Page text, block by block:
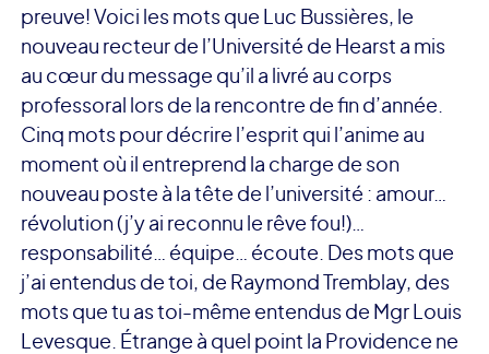
preuve! Voici les mots que Luc Bussières, le
nouveau recteur de l’Université de Hearst a mis
au cœur du message qu’il a livré au corps
professoral lors de la rencontre de fin d’année.
Cinq mots pour décrire l’esprit qui l’anime au
moment où il entreprend la charge de son
nouveau poste à la tête de l’université : amour…
révolution (j’y ai reconnu le rêve fou!)…
responsabilité… équipe… écoute. Des mots que
j’ai entendus de toi, de Raymond Tremblay, des
mots que tu as toi-même entendus de Mgr Louis
Levesque. Étrange à quel point la Providence ne